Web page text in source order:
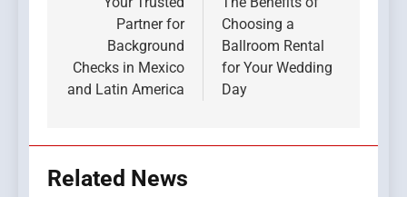
navigation
Partner for
Background
Checks in Mexico
and Latin America
Choosing a
Ballroom Rental
for Your Wedding
Day
Related News